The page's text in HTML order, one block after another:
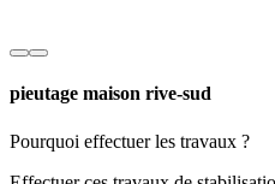
pieutage maison rive-sud
Pourquoi effectuer les travaux ?